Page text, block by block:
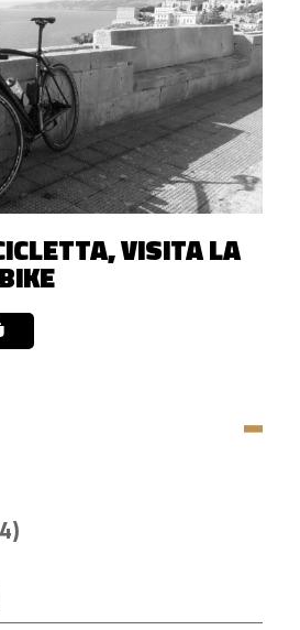
VISITA LA